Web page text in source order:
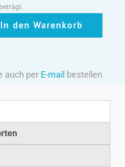
In den Warenkorb
auch per E-mail bestellen